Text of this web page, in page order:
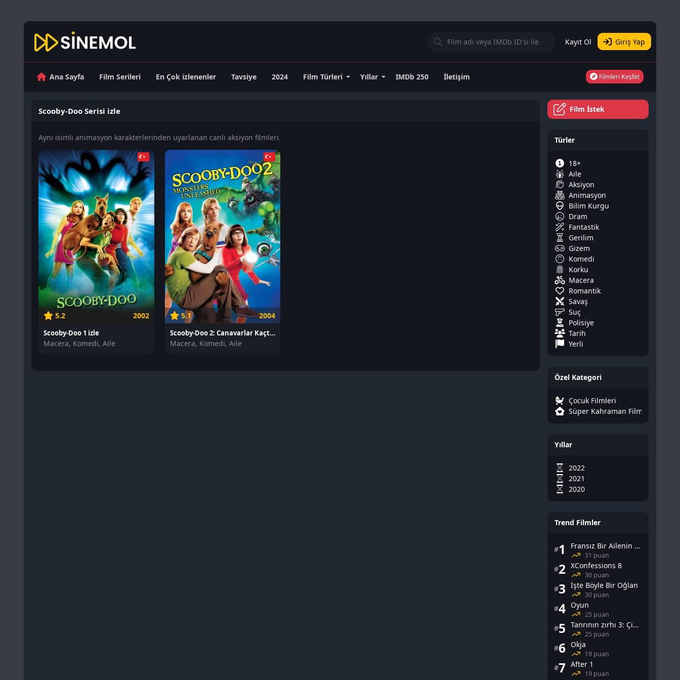
Kayıt Ol Giriş Yap
Ana Sayfa Film Serileri En Çok izlenenler Tavsiye 2024 Film Türleri Yıllar IMDb 250 İletişim Filmleri Keşfet
Scooby-Doo Serisi izle
Aynı isimli animasyon karakterlerinden uyarlanan canlı aksiyon filmleri.
5.2 2002
Scooby-Doo 1 izle
Macera, Komedi, Aile
5.1 2004
Scooby-Doo 2: Canavarlar Kaçtı izle
Macera, Komedi, Aile
Film İstek
Türler
18+
Aile
Aksiyon
Animasyon
Bilim Kurgu
Dram
Fantastik
Gerilim
Gizem
Komedi
Korku
Macera
Romantik
Savaş
Suç
Polisiye
Tarih
Yerli
Özel Kategori
Çocuk Filmleri
Süper Kahraman Filmleri
Yıllar
2022
2021
2020
Trend Filmler
#1 Fransız Bir Ailenin Cinsel Yaşamı
31 puan
#2 XConfessions 8
30 puan
#3 İşte Böyle Bir Oğlan
30 puan
#4 Oyun
25 puan
#5 Tanrının zırhı 3: Çin Falı
25 puan
#6 Okja
19 puan
#7 After 1
19 puan